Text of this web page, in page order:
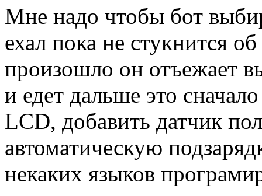
Мне надо чтобы бот
ехал пока не стукнится
произошло он отъежает
и едет дальше это
LCD, добавить датчик
автоматическую
некаких языков